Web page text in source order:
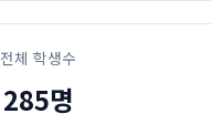
전체 학생수
285명